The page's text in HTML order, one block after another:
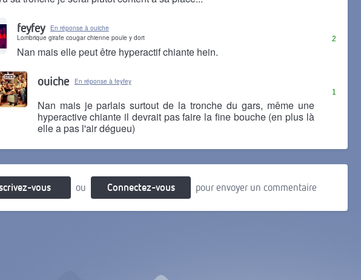
2
feyfey
En réponse à ouiche
Lombrique girafe cougar chienne poule y dort
Nan mais elle peut être hyperactif chiante hein.
1
ouiche En réponse à feyfey
Nan mais je parlais surtout de la tronche du gars, même une
hyperactive chiante il devrait pas faire la fine bouche (en plus là
elle a pas l'air dégueu)
vous ou Connectez-vous pour envoyer un commentaire